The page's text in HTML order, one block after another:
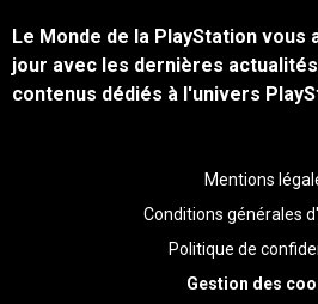
Le Monde de la PlayStation vous
jour avec les dernières
contenus dédiés à l'univers
Mentions
Conditions générales
Politique de
Gestion des